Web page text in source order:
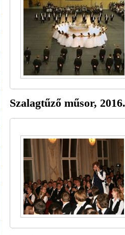
Szalagtűző műsor,